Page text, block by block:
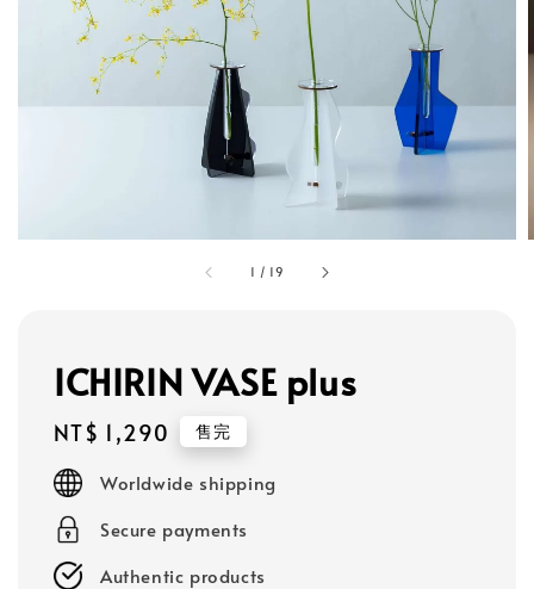
1 / 19
ICHIRIN VASE plus
Regular
price
NT$ 1,290 售完
Worldwide shipping
Secure payments
Authentic products